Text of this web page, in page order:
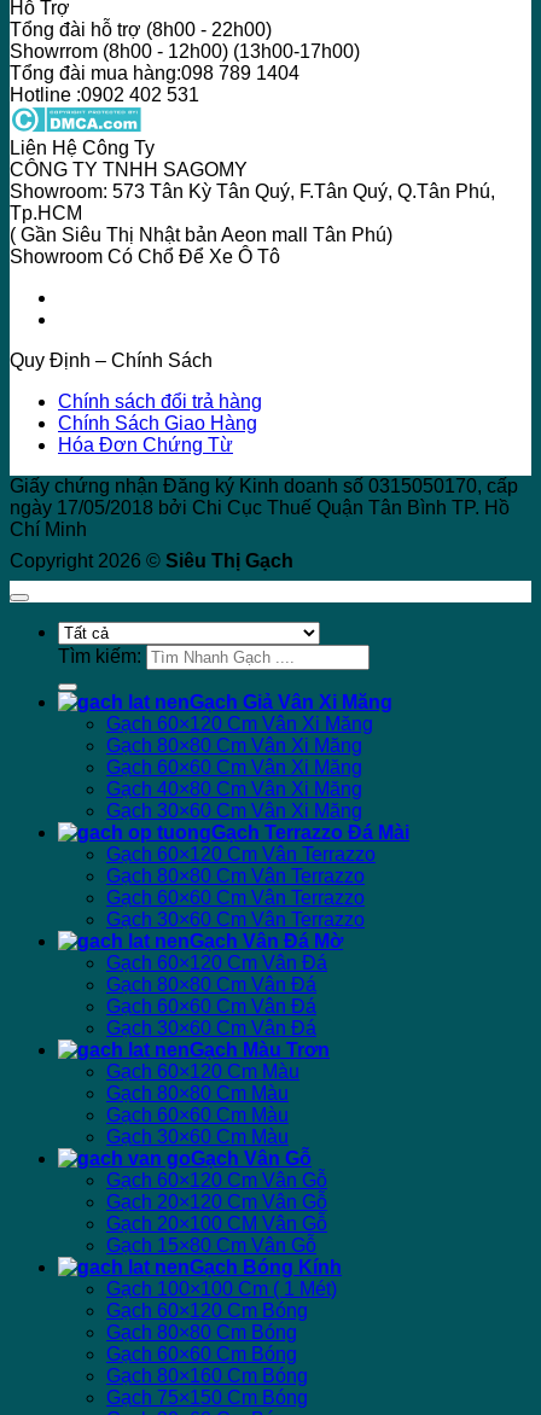
Hỗ Trợ
Tổng đài hỗ trợ (8h00 - 22h00)
Showrrom (8h00 - 12h00) (13h00-17h00)
Tổng đài mua hàng:098 789 1404
Hotline :0902 402 531
Liên Hệ Công Ty
CÔNG TY TNHH SAGOMY
Showroom: 573 Tân Kỳ Tân Quý, F.Tân Quý, Q.Tân Phú,
Tp.HCM
( Gần Siêu Thị Nhật bản Aeon mall Tân Phú)
Showroom Có Chổ Để Xe Ô Tô
Quy Định – Chính Sách
Chính sách đổi trả hàng
Chính Sách Giao Hàng
Hóa Đơn Chứng Từ
Giấy chứng nhận Đăng ký Kinh doanh số 0315050170, cấp
ngày 17/05/2018 bởi Chi Cục Thuế Quận Tân Bình TP. Hồ
Chí Minh
Copyright 2026 © Siêu Thị Gạch
Tìm kiếm:
Gạch Giả Vân Xi Măng
Gạch 60×120 Cm Vân Xi Măng
Gạch 80×80 Cm Vân Xi Măng
Gạch 60×60 Cm Vân Xi Măng
Gạch 40×80 Cm Vân Xi Măng
Gạch 30×60 Cm Vân Xi Măng
Gạch Terrazzo Đá Mài
Gạch 60×120 Cm Vân Terrazzo
Gạch 80×80 Cm Vân Terrazzo
Gạch 60×60 Cm Vân Terrazzo
Gạch 30×60 Cm Vân Terrazzo
Gạch Vân Đá Mờ
Gạch 60×120 Cm Vân Đá
Gạch 80×80 Cm Vân Đá
Gạch 60×60 Cm Vân Đá
Gạch 30×60 Cm Vân Đá
Gạch Màu Trơn
Gạch 60×120 Cm Màu
Gạch 80×80 Cm Màu
Gạch 60×60 Cm Màu
Gạch 30×60 Cm Màu
Gạch Vân Gỗ
Gạch 60×120 Cm Vân Gỗ
Gạch 20×120 Cm Vân Gỗ
Gạch 20×100 CM Vân Gỗ
Gạch 15×80 Cm Vân Gỗ
Gạch Bóng Kính
Gạch 100×100 Cm ( 1 Mét)
Gạch 60×120 Cm Bóng
Gạch 80×80 Cm Bóng
Gạch 60×60 Cm Bóng
Gạch 80×160 Cm Bóng
Gạch 75×150 Cm Bóng